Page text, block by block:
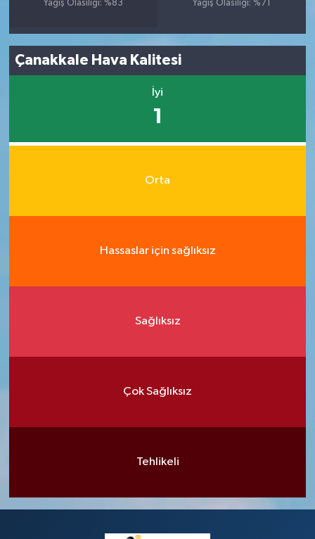
Yağış Olasılığı: %83
Yağış Olasılığı: %71
Çanakkale Hava Kalitesi
İyi
1
Orta
Hassaslar için sağlıksız
Sağlıksız
Çok Sağlıksız
Tehlikeli